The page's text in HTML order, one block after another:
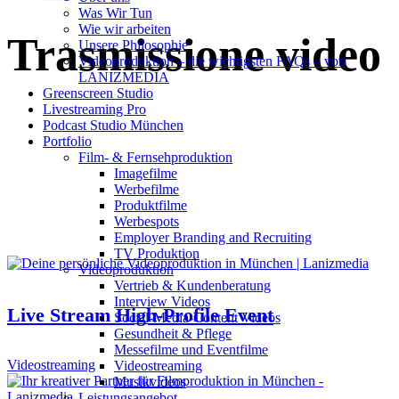
Was Wir Tun
Wie wir arbeiten
Unsere Philosophie
Videoproduktion – die wichtigsten FAQs – von
LANIZMEDIA
Greenscreen Studio
Livestreaming Pro
Podcast Studio München
Portfolio
Film- & Fernsehproduktion
Imagefilme
Werbefilme
Produktfilme
Werbespots
Employer Branding and Recruiting
TV Produktion
Videoproduktion
Vertrieb & Kundenberatung
Interview Videos
Social-Media-Content Videos
Gesundheit & Pflege
Mes­se­filme und Eventfilme
Video­strea­ming
Musikvideos
Trasmissione video
Live Stream High-Profile Event
Video­strea­ming